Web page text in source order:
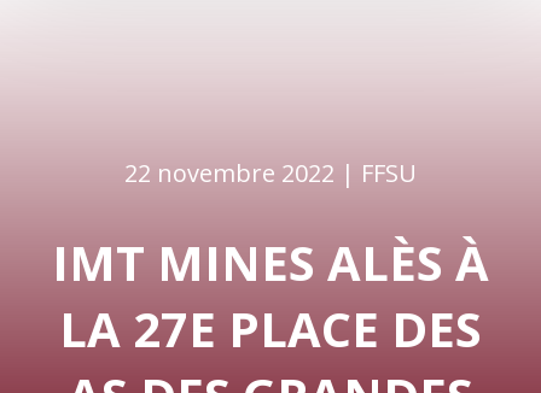
22 novembre 2022 | FFSU
IMT MINES ALÈS À
LA 27E PLACE DES